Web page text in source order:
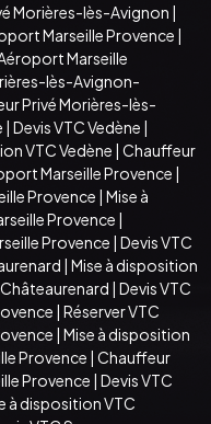
Morières-lès-Avignon |
Marseille Provence |
Marseille
lès-Avignon-
Privé Morières-lès-
| Devis VTC Vedène |
VTC Vedène | Chauffeur
Marseille Provence |
Provence | Mise à
Provence |
Provence | Devis VTC
| Mise à disposition
| Devis VTC
| Réserver VTC
| Mise à disposition
Provence | Chauffeur
Provence | Devis VTC
à disposition VTC